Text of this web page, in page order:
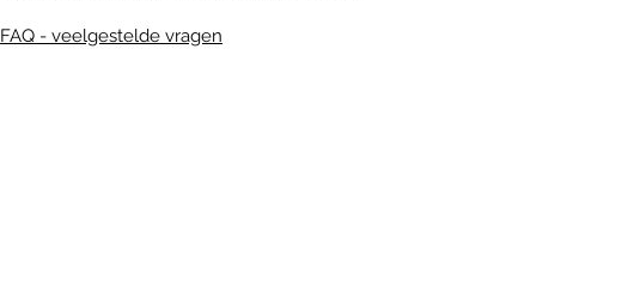
FAQ - veelgestelde vragen